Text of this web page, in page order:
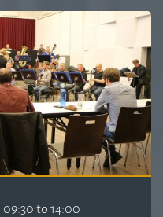
| 09:30 to 14:00